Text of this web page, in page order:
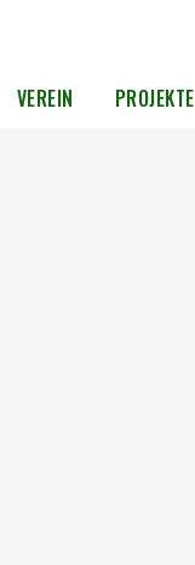
VEREIN PROJEKTE